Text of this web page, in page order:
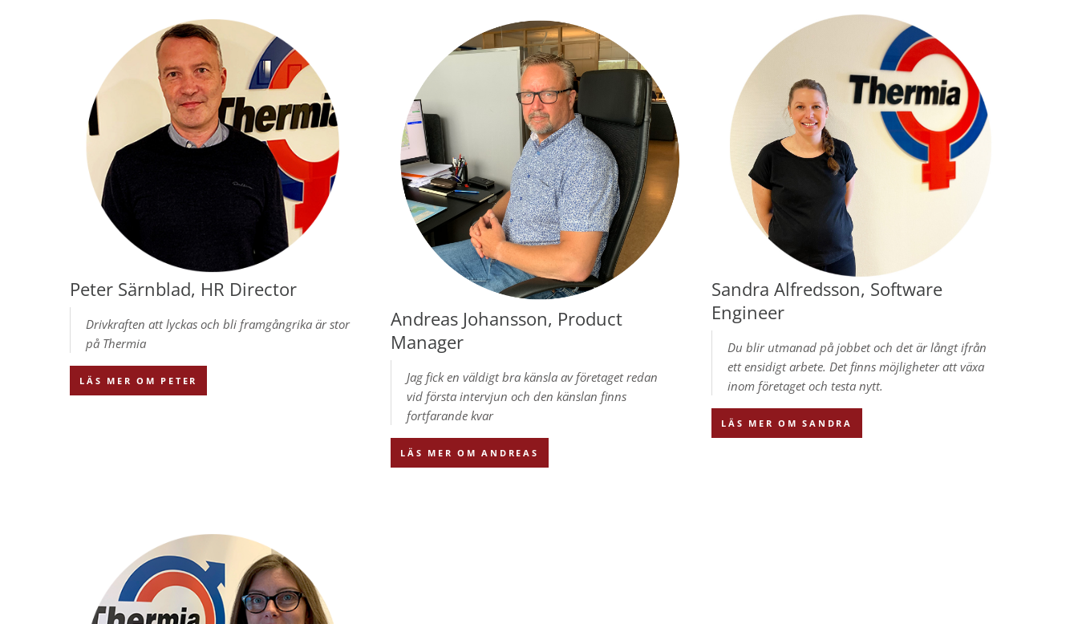
Peter Särnblad, HR Director
Drivkraften att lyckas och bli framgångrika är stor
på Thermia
LÄS MER OM PETER
Andreas Johansson, Product
Manager
Jag fick en väldigt bra känsla av företaget redan
vid första intervjun och den känslan finns
fortfarande kvar
LÄS MER OM ANDREAS
Sandra Alfredsson, Software
Engineer
Du blir utmanad på jobbet och det är långt ifrån
ett ensidigt arbete. Det finns möjligheter att växa
inom företaget och testa nytt.
LÄS MER OM SANDRA